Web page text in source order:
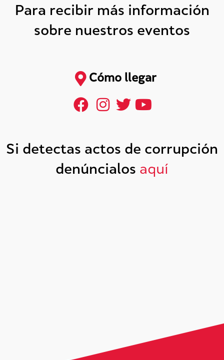
Para recibir más información
sobre nuestros eventos
Cómo llegar
Si detectas actos de corrupción
denúncialos aquí